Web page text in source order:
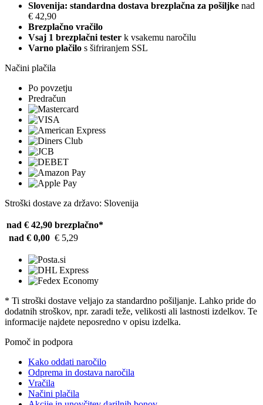
Slovenija: standardna dostava brezplačna za pošiljke nad
€ 42,90
Brezplačno vračilo
Vsaj 1 brezplačni tester k vsakemu naročilu
Varno plačilo s šifriranjem SSL
Načini plačila
Po povzetju
Predračun
Stroški dostave za državo: Slovenija
nad € 42,90 brezplačno*
nad € 0,00 € 5,29
* Ti stroški dostave veljajo za standardno pošiljanje. Lahko pride do
dodatnih stroškov, npr. zaradi teže, velikosti ali lastnosti izdelkov. Te
informacije najdete neposredno v opisu izdelka.
Pomoč in podpora
Kako oddati naročilo
Odprema in dostava naročila
Vračila
Načini plačila